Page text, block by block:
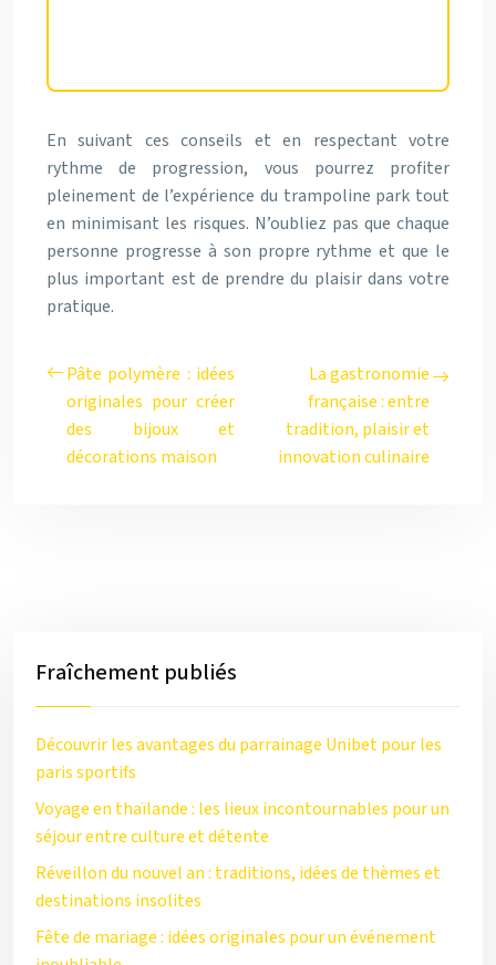
En suivant ces conseils et en respectant votre
rythme de progression, vous pourrez profiter
pleinement de l’expérience du trampoline park tout
en minimisant les risques. N’oubliez pas que chaque
personne progresse à son propre rythme et que le
plus important est de prendre du plaisir dans votre
pratique.
Pâte polymère : idées
originales pour créer
des bijoux et
décorations maison
La gastronomie
française : entre
tradition, plaisir et
innovation culinaire
Fraîchement publiés
Découvrir les avantages du parrainage Unibet pour les
paris sportifs
Voyage en thaïlande : les lieux incontournables pour un
séjour entre culture et détente
Réveillon du nouvel an : traditions, idées de thèmes et
destinations insolites
Fête de mariage : idées originales pour un événement